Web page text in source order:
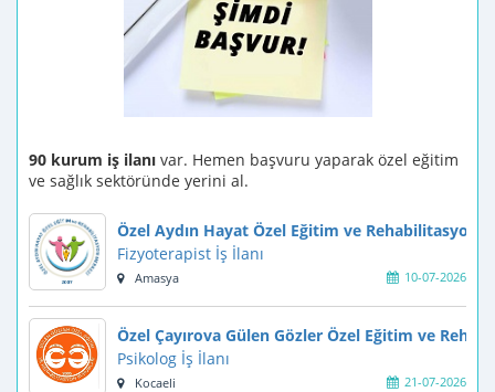
90 kurum iş ilanı var. Hemen başvuru yaparak özel eğitim
ve sağlık sektöründe yerini al.
Özel Aydın Hayat Özel Eğitim ve Rehabilitasyon
Fizyoterapist İş İlanı
10-07-2026
Amasya
Özel Çayırova Gülen Gözler Özel Eğitim ve
Psikolog İş İlanı
21-07-2026
Kocaeli